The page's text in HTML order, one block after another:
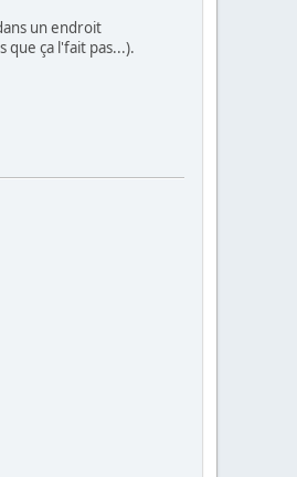
un endroit
que ça l'fait pas...).